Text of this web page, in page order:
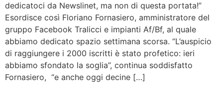
dedicatoci da Newslinet, ma non di questa portata!”
Esordisce così Floriano Fornasiero, amministratore del
gruppo Facebook Tralicci e impianti Af/Bf, al quale
abbiamo dedicato spazio settimana scorsa. “L’auspicio
di raggiungere i 2000 iscritti è stato profetico: ieri
abbiamo sfondato la soglia”, continua soddisfatto
Fornasiero, “e anche oggi decine […]